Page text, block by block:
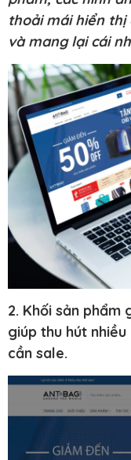
thoải mái hiển
và mang lại cái
2. Khối sản phẩm
giúp thu hút
cần sale.​